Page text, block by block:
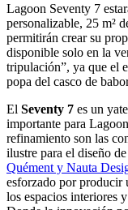
Lagoon Seventy 7
personalizable, 25 m²
permitirán crear su
disponible solo en la
tripulación”, ya que el
popa del casco de
El Seventy 7 es un
importante para
refinamiento son las
ilustre para el diseño
Quément y Nauta
esforzado por producir
los espacios interiores